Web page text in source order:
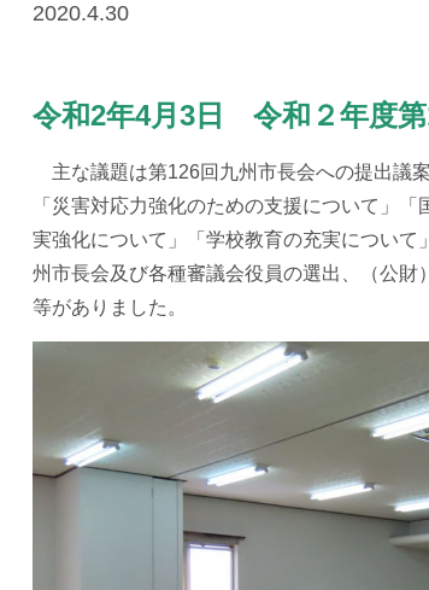
2020.4.30
令和2年4月3日 令和２年度第
主な議題は第126回九州市長会への提出議
「災害対応力強化のための支援について」
実強化について」「学校教育の充実につい
州市長会及び各種審議会役員の選出、（公
等がありました。